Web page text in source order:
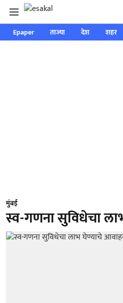
Epaper ताज्या देश शहर
मुंबई
स्व-गणना सुविधेचा